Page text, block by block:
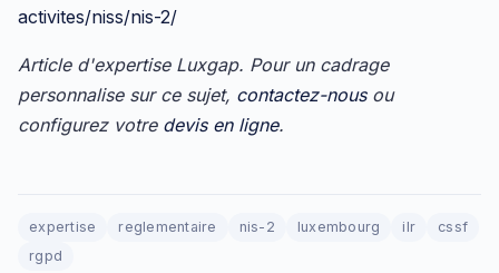
activites/niss/nis-2/
Article d'expertise Luxgap. Pour un cadrage
personnalise sur ce sujet, contactez-nousou
configurez votre devis en ligne.
expertise reglementaire nis-2 luxembourg ilr
cssf
rgpd